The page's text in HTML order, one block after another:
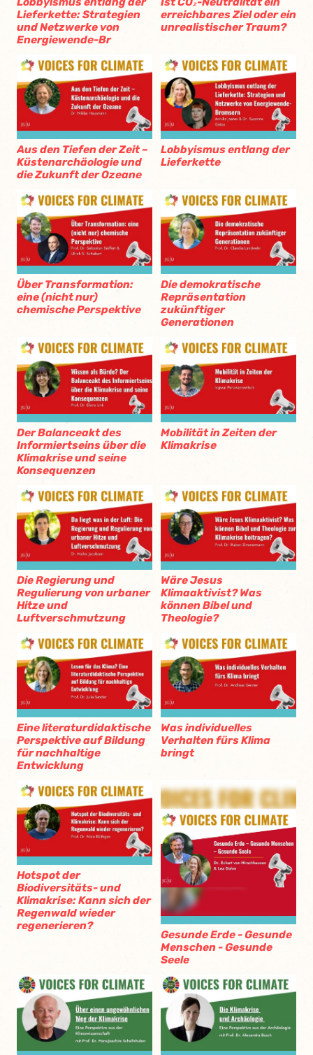
Lieferkette: Strategien
und Netzwerke von
Energiewende-Br
erreichbares Ziel oder ein
unrealistischer Traum?
Aus den Tiefen der Zeit –
Küstenarchäologie und
die Zukunft der Ozeane
Lobbyismus entlang der
Lieferkette
Über Transformation:
eine (nicht nur)
chemische Perspektive
Die demokratische
Repräsentation
zukünftiger
Generationen
Der Balanceakt des
Informiertseins über die
Klimakrise und seine
Konsequenzen
Mobilität in Zeiten der
Klimakrise
Die Regierung und
Regulierung von urbaner
Hitze und
Luftverschmutzung
Wäre Jesus
Klimaaktivist? Was
können Bibel und
Theologie?
Eine literaturdidaktische
Perspektive auf Bildung
für nachhaltige
Entwicklung
Was individuelles
Verhalten fürs Klima
bringt
Hotspot der
Biodiversitäts- und
Klimakrise: Kann sich der
Regenwald wieder
regenerieren?
Gesunde Erde - Gesunde
Menschen - Gesunde
Seele